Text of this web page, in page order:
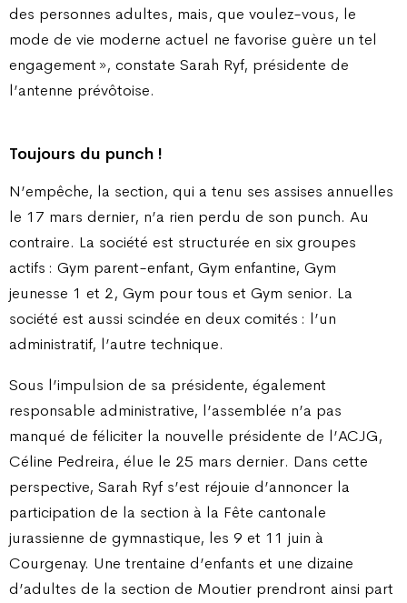
des personnes adultes, mais, que voulez-vous, le
mode de vie moderne actuel ne favorise guère un tel
engagement », constate Sarah Ryf, présidente de
l’antenne prévôtoise.
Toujours du punch !
N’empêche, la section, qui a tenu ses assises annuelles
le 17 mars dernier, n’a rien perdu de son punch. Au
contraire. La société est structurée en six groupes
actifs : Gym parent-enfant, Gym enfantine, Gym
jeunesse 1 et 2, Gym pour tous et Gym senior. La
société est aussi scindée en deux comités : l’un
administratif, l’autre technique.
Sous l’impulsion de sa présidente, également
responsable administrative, l’assemblée n’a pas
manqué de féliciter la nouvelle présidente de l’ACJG,
Céline Pedreira, élue le 25 mars dernier. Dans cette
perspective, Sarah Ryf s’est réjouie d’annoncer la
participation de la section à la Fête cantonale
jurassienne de gymnastique, les 9 et 11 juin à
Courgenay. Une trentaine d’enfants et une dizaine
d’adultes de la section de Moutier prendront ainsi part